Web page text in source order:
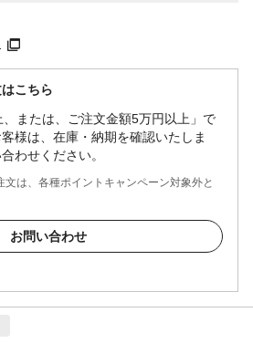
こちら
、または、ご注文金額5万円以上」で
様は、在庫・納期を確認いたしま
わせください。
は、各種ポイントキャンペーン対象外と
お問い合わせ